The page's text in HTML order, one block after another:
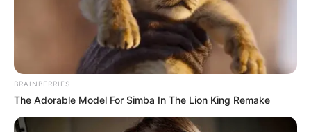
BRAINBERRIES
The Adorable Model For Simba In The Lion King Remake